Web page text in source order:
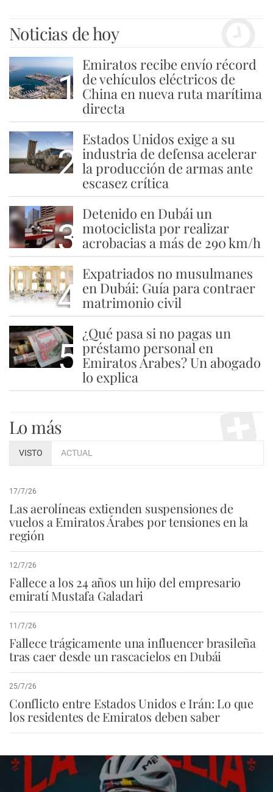
Noticias de hoy
1
Emiratos recibe envío récord
de vehículos eléctricos de
China en nueva ruta marítima
directa
2
Estados Unidos exige a su
industria de defensa acelerar
la producción de armas ante
escasez crítica
3
Detenido en Dubái un
motociclista por realizar
acrobacias a más de 290 km/h
4
Expatriados no musulmanes
en Dubái: Guía para contraer
matrimonio civil
5
¿Qué pasa si no pagas un
préstamo personal en
Emiratos Árabes? Un abogado
lo explica
Lo más
VISTO ACTUAL
17/7/26
Las aerolíneas extienden suspensiones de
vuelos a Emiratos Árabes por tensiones en la
región
12/7/26
Fallece a los 24 años un hijo del empresario
emiratí Mustafa Galadari
11/7/26
Fallece trágicamente una influencer brasileña
tras caer desde un rascacielos en Dubái
25/7/26
Conflicto entre Estados Unidos e Irán: Lo que
los residentes de Emiratos deben saber